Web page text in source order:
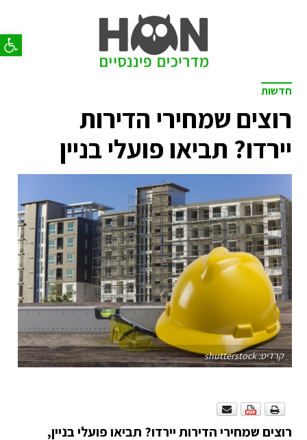
פתח
חדשות
רוצים שמחירי הדירות
יירדו? תביאו פועלי בניין
קרדיט: shutterstock
רוצים שמחירי הדירות יירדו? תביאו פועלי בניין,